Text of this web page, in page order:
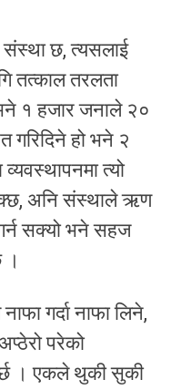
छ, त्यसलाई
तत्काल तरलता
१ हजार जनाले २०
गरिदिने हो भने २
त्यो
अनि संस्थाले ऋण
सक्यो भने सहज
।
गर्दा नाफा लिने,
परेको
। एकले थुकी सुकी